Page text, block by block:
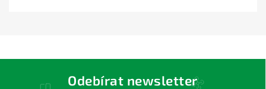
Odebírat newsletter